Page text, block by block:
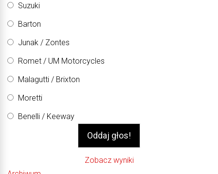
Suzuki
Barton
Junak / Zontes
Romet / UM Motorcycles
Malagutti / Brixton
Moretti
Benelli / Keeway
Zobacz wyniki